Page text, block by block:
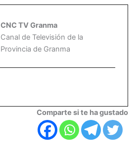
CNC TV Granma
Canal de Televisión de la
Provincia de Granma
Comparte si te ha gustado